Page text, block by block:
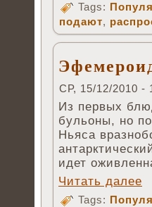
Tags:
подают,
СР, 15/12/2010 -
Из первых
бульоны, но
Ньяса
идет
Читать далее
Tags: